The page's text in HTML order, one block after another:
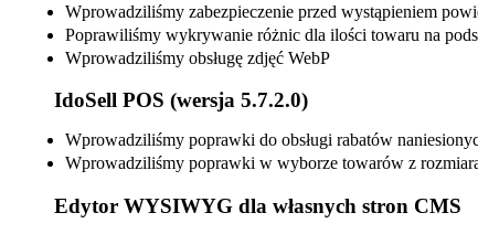
Wprowadziliśmy zabezpieczenie przed wystąpieniem
Poprawiliśmy wykrywanie różnic dla ilości towaru na
Wprowadziliśmy obsługę zdjęć WebP
IdoSell POS (wersja 5.7.2.0)
Wprowadziliśmy poprawki do obsługi rabatów
Wprowadziliśmy poprawki w wyborze towarów z
Edytor WYSIWYG dla własnych stron CMS